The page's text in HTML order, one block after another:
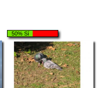
50% Sí